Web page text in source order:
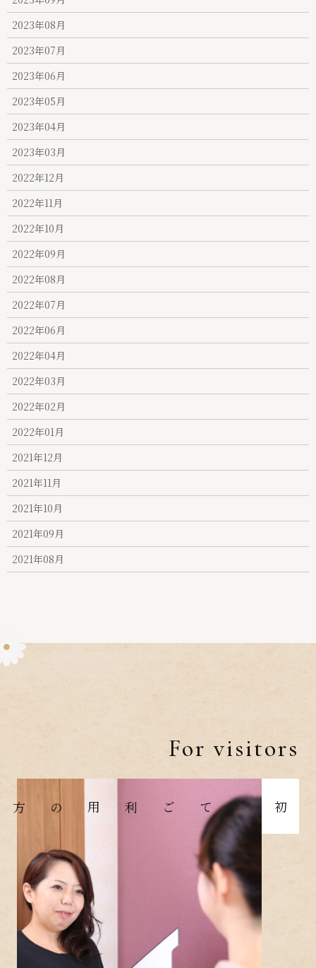
2023年08月
2023年07月
2023年06月
2023年05月
2023年04月
2023年03月
2022年12月
2022年11月
2022年10月
2022年09月
2022年08月
2022年07月
2022年06月
2022年04月
2022年03月
2022年02月
2022年01月
2021年12月
2021年11月
2021年10月
2021年09月
2021年08月
For visitors